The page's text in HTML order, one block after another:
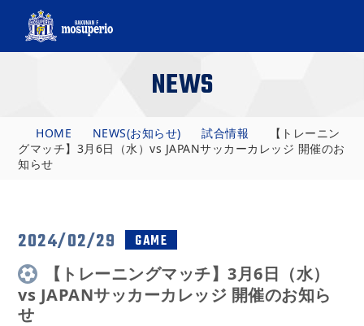
NEWS
HOME NEWS(お知らせ) 試合情報
【トレーニン
グマッチ】3月6日（水）vs JAPANサッカーカレッジ 開催のお
知らせ
2024/02/29 GAME
【トレーニングマッチ】3月6日（水）
vs JAPANサッカーカレッジ 開催のお知ら
せ